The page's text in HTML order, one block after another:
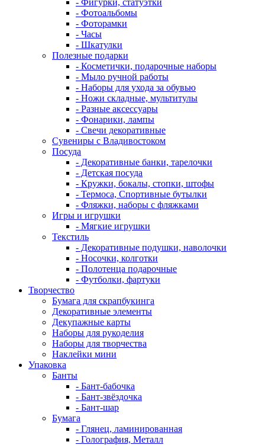
- Фигурки, статуэтки
- Фотоальбомы
- Фоторамки
- Часы
- Шкатулки
Полезные подарки
- Косметички, подарочные наборы
- Мыло ручной работы
- Наборы для ухода за обувью
- Ножи складные, мультитулы
- Разные аксессуары
- Фонарики, лампы
- Свечи декоративные
Сувениры с Владивостоком
Посуда
- Декоративные банки, тарелочки
- Детская посуда
- Кружки, бокалы, стопки, штофы
- Термоса, Спортивные бутылки
- Фляжки, наборы с фляжками
Игры и игрушки
- Мягкие игрушки
Текстиль
- Декоративные подушки, наволочки
- Носочки, колготки
- Полотенца подарочные
- Футболки, фартуки
Творчество
Бумага для скрапбукинга
Декоративные элементы
Декупажные карты
Наборы для рукоделия
Наборы для творчества
Наклейки мини
Упаковка
Банты
- Бант-бабочка
- Бант-звёздочка
- Бант-шар
Бумага
- Глянец, ламинированная
- Голография, Металл